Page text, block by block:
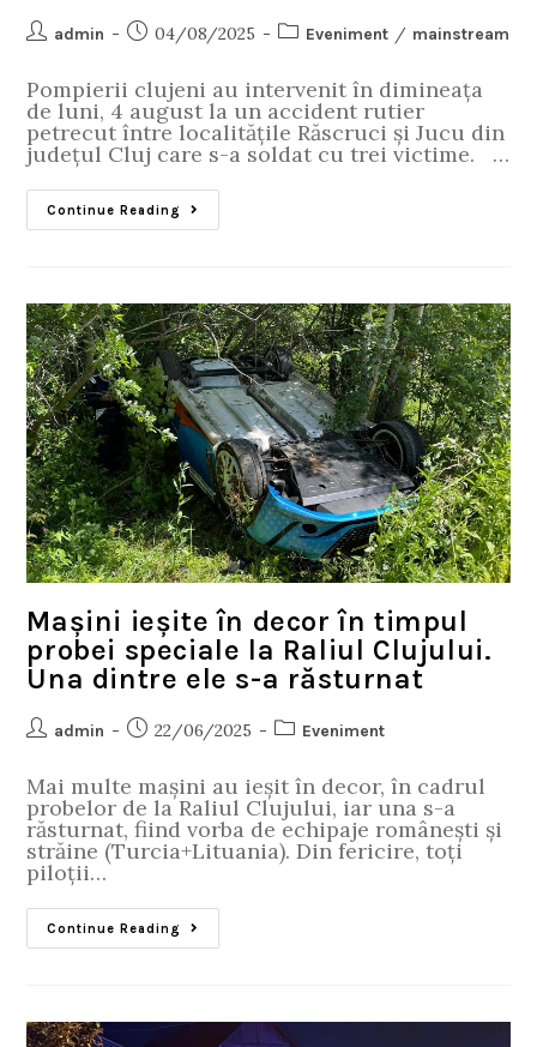
admin 04/08/2025 Eveniment / mainstream
Pompierii clujeni au intervenit în dimineața
de luni, 4 august la un accident rutier
petrecut între localitățile Răscruci și Jucu din
județul Cluj care s-a soldat cu trei victime. …
Continue Reading
Mașini ieșite în decor în timpul
probei speciale la Raliul Clujului.
Una dintre ele s-a răsturnat
admin 22/06/2025 Eveniment
Mai multe mașini au ieșit în decor, în cadrul
probelor de la Raliul Clujului, iar una s-a
răsturnat, fiind vorba de echipaje românești și
străine (Turcia+Lituania). Din fericire, toți
piloții…
Continue Reading